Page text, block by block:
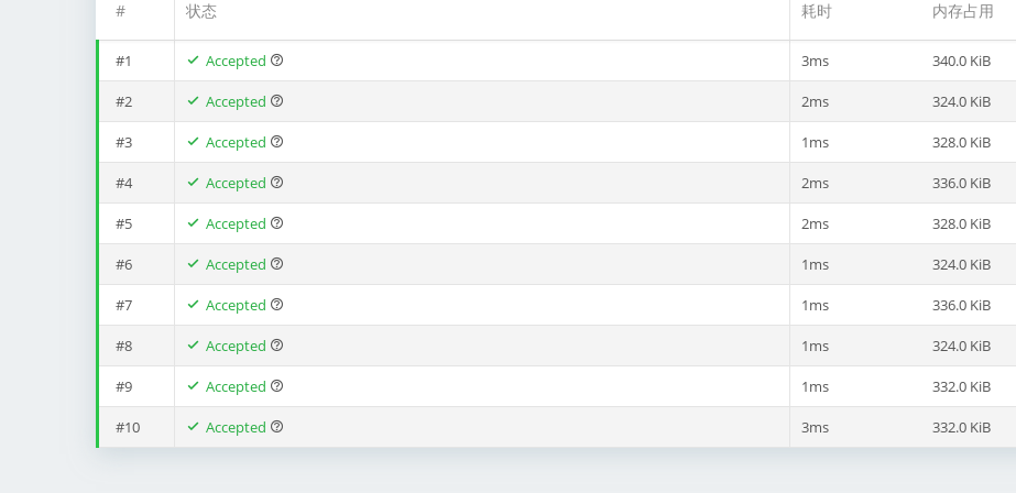
# 状态 耗时 内存占用
#1 Accepted 3ms 340.0 KiB
#2 Accepted 2ms 324.0 KiB
#3 Accepted 1ms 328.0 KiB
#4 Accepted 2ms 336.0 KiB
#5 Accepted 2ms 328.0 KiB
#6 Accepted 1ms 324.0 KiB
#7 Accepted 1ms 336.0 KiB
#8 Accepted 1ms 324.0 KiB
#9 Accepted 1ms 332.0 KiB
#10 Accepted 3ms 332.0 KiB